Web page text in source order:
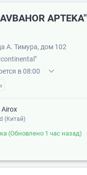
APTEKA"
А. Тимура, дом 102
в 08:00
XX
Airox
(Китай)
(Обновлено 1 час назад)